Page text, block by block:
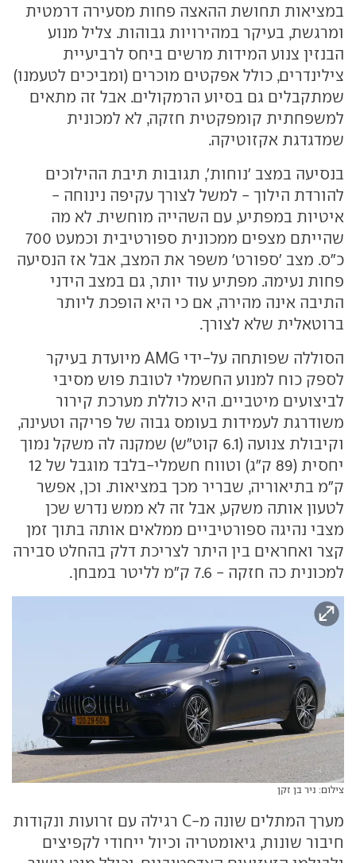
במציאות תחושת ההאצה פחות מסעירה דרמטית
ומרגשת, בעיקר במהירויות גבוהות. צליל מנוע
הבנזין צנוע המידות מרשים ביחס לרביעיית
צילינדרים, כולל אפקטים מוכרים (ומביכים לטעמנו)
שמתקבלים גם בסיוע הרמקולים. אבל זה מתאים
למשפחתית קומפקטית חזקה, לא למכונית
שמדגדגת אקזוטיקה.
בנסיעה במצב 'נוחות', תגובות תיבת ההילוכים
להורדת הילוך - למשל לצורך עקיפה נינוחה -
איטיות במפתיע, עם השהייה מוחשית. לא מה
שהייתם מצפים ממכונית ספורטיבית וכמעט 700
כ"ס. מצב 'ספורט' משפר את המצב, אבל אז הנסיעה
פחות נעימה. מפתיע עוד יותר, גם במצב הידני
התיבה אינה מהירה, אם כי היא הופכת ליותר
ברוטאלית שלא לצורך.
הסוללה שפותחה על-ידי AMG מיועדת בעיקר
לספק כוח למנוע החשמלי לטובת פוש מסיבי
לביצועים מיטביים. היא כוללת מערכת קירור
משודרגת לעמידות בעומס גבוה של פריקה וטעינה,
וקיבולת צנועה (6.1 קוט"ש) שמקנה לה משקל נמוך
יחסית (89 ק"ג) וטווח חשמלי-בלבד מוגבל של 12
ק"מ בתיאוריה, שבריר מכך במציאות. וכן, אפשר
לטעון אותה משקע, אבל זה לא ממש נדרש שכן
מצבי נהיגה ספורטיביים ממלאים אותה בתוך זמן
קצר ואחראים בין היתר לצריכת דלק בהחלט סבירה
למכונית כה חזקה - 7.6 ק"מ לליטר במבחן.
צילום: ניר בן זקן
מערך המתלים שונה מ-C רגילה עם זרועות ונקודות
חיבור שונות, גיאומטריה וכיול ייחודי לקפיצים